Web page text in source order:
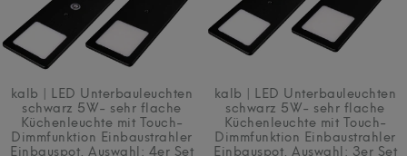
kalb | LED Unterbauleuchten
schwarz 5W- sehr flache
Küchenleuchte mit Touch-
Dimmfunktion Einbaustrahler
Einbauspot , Auswahl: 4er Set
kalb | LED Unterbauleuchten
schwarz 5W- sehr flache
Küchenleuchte mit Touch-
Dimmfunktion Einbaustrahler
Einbauspot , Auswahl: 3er Set